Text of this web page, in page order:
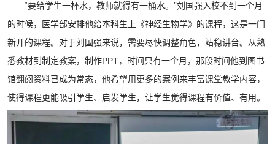
“要给学生一杯水，教师就得有一桶水。”刘国强入校不到一个月
的时候，医学部安排他给本科生上《神经生物学》的课程，这是一门
新开的课程。对于刘国强来说，需要尽快调整角色，站稳讲台。从熟
悉教材到制定教案，制作PPT，时间只有一个月，那段时间他到图书
馆翻阅资料已成为常态，他希望用更多的案例来丰富课堂教学内容，
使得课程更能吸引学生、启发学生，让学生觉得课程有价值、有用。